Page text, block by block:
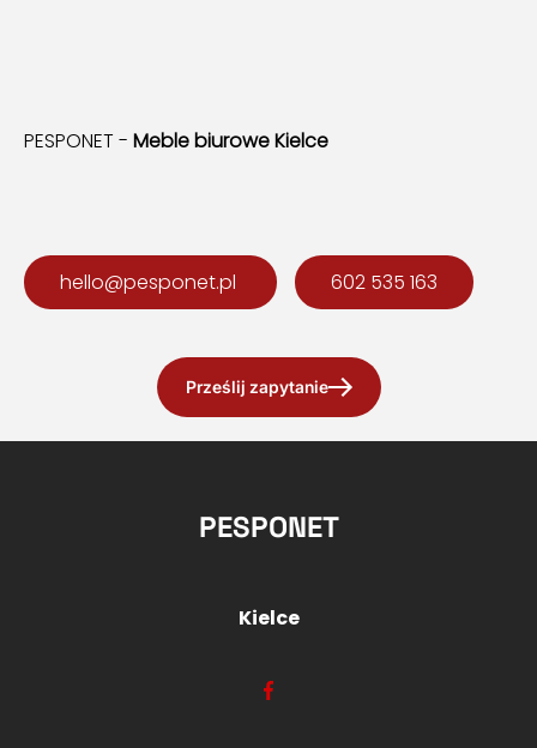
PESPONET - Meble biurowe Kielce
hello@pesponet.pl 602 535 163
Prześlij zapytanie
PESPONET
Kielce